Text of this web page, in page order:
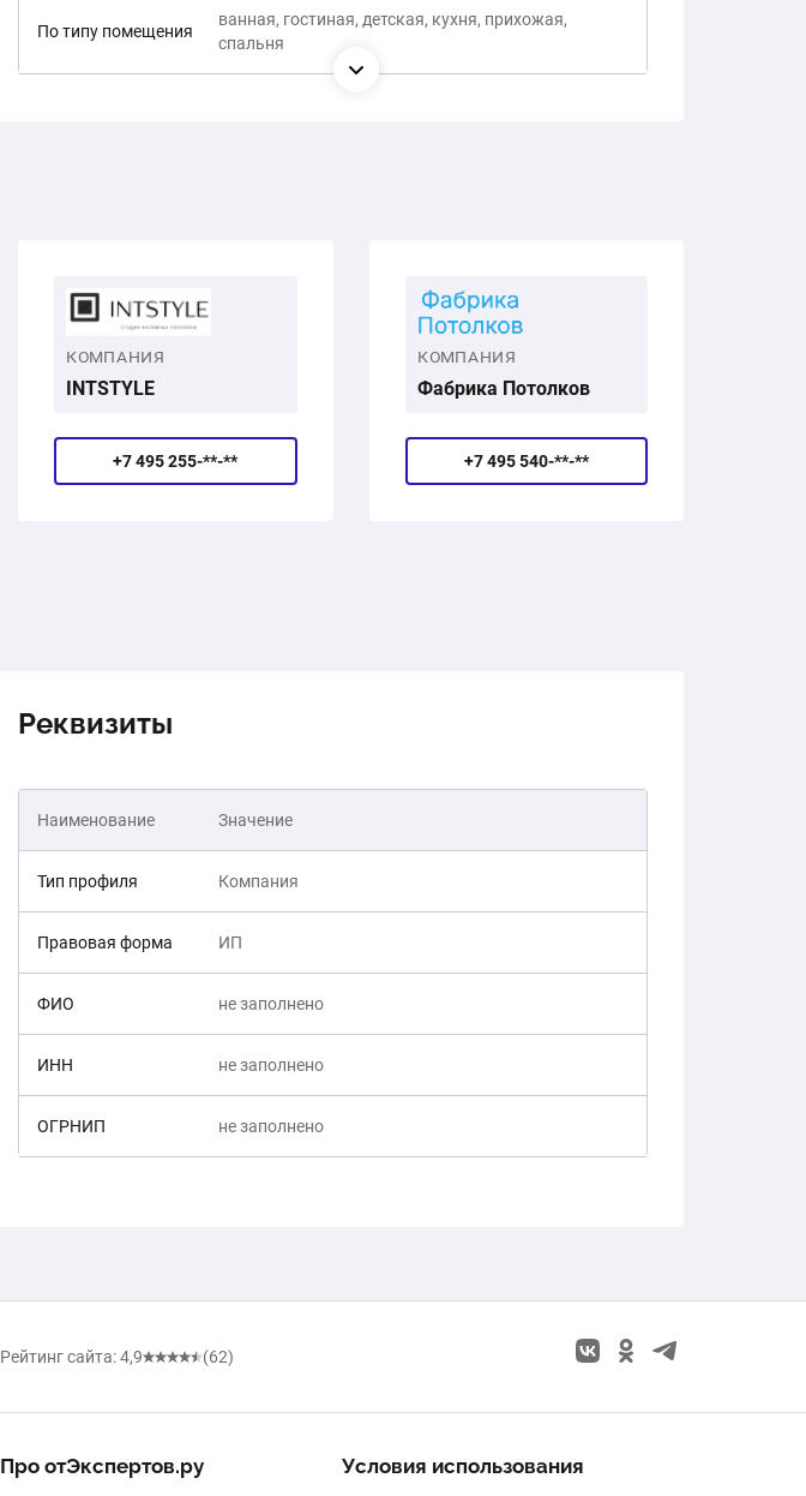
По типу помещения
ванная, гостиная, детская, кухня, прихожая,
спальня
КОМПАНИЯ
INTSTYLE
+7 495 255-**-**
КОМПАНИЯ
Фабрика Потолков
+7 495 540-**-**
Реквизиты
Наименование Значение
Тип профиля Компания
Правовая форма ИП
ФИО не заполнено
ИНН не заполнено
ОГРНИП не заполнено
Рейтинг сайта: 4,9 (62)
Про отЭкспертов.ру Условия использования